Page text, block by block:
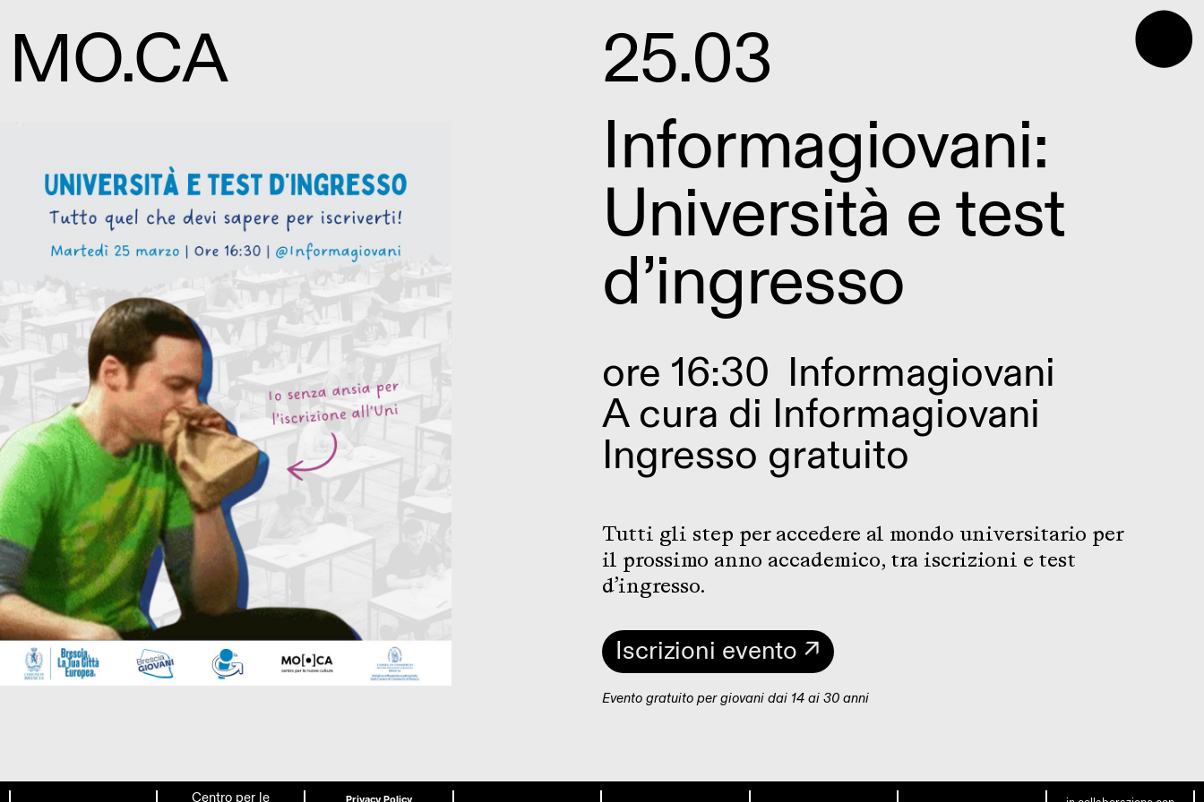
⬤
MO.CA
25.03
Informagiovani:
Università e test
d’ingresso
ore 16:30 Informagiovani
A cura di Informagiovani
Ingresso gratuito
Tutti gli step per accedere al mondo universitario per
il prossimo anno accademico, tra iscrizioni e test
d’ingresso.
Iscrizioni evento ↗
Evento gratuito per giovani dai 14 ai 30 anni
Centro per le Privacy Policy